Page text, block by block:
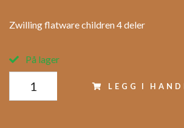
Zwilling flatware children 4 deler
På lager
LEGG I